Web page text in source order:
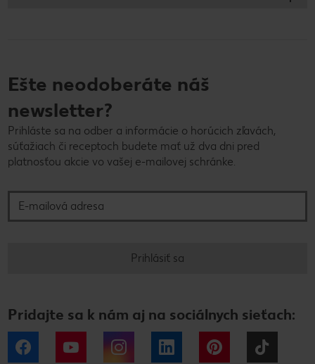
Ešte neodoberáte náš
newsletter?
Prihláste sa na odber a informácie o horúcich zľavách,
súťažiach či receptoch budete mať už dva dni pred
platnosťou akcie vo vašej e-mailovej schránke.
Prihlásiť sa
Pridajte sa k nám aj na sociálnych sieťach:
Facebook YouTube Instagram LinkedIn Pinterest